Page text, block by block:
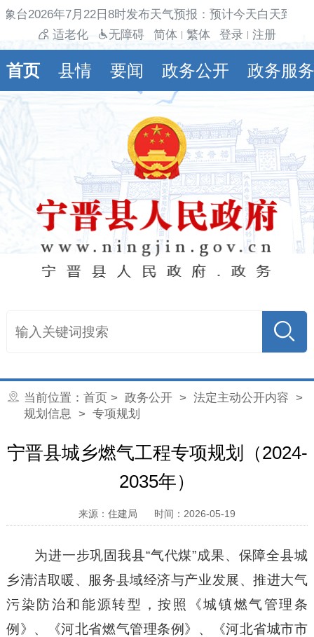
台2026年7月22日8时发布天气预报：预计今天白天到
适老化
无障碍 简体 繁体 登录 注册
首页 县情 要闻 政务公开 政务服务
当前位置： 首页 > 政务公开> 法定主动公开内容 >
规划信息 > 专项规划
宁晋县城乡燃气工程专项规划（2024-
2035年）
来源：住建局 时间：2026-05-19
为进一步巩固我县“气代煤”成果、保障全县城
乡清洁取暖、服务县域经济与产业发展、推进大气
污染防治和能源转型，按照《城镇燃气管理条
例》、《河北省燃气管理条例》、《河北省城市市